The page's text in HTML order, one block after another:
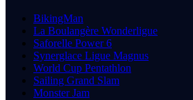
BikingMan
La Boulangère Wonderligue
Saforelle Power 6
Synerglace Ligue Magnus
World Cup Pentathlon
Sailing Grand Slam
Monster Jam